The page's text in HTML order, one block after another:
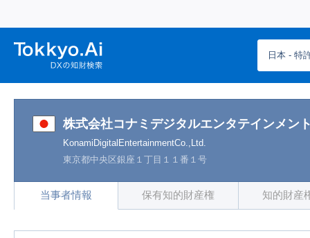
T
o
k
k
y
日本
株式会社コナミデジタルエンタテインメン
KonamiDigitalEntertainmentCo.,Ltd.
東京都中央区銀座１丁目１１番１号
当事者情報 保有知的財産権 知的財産